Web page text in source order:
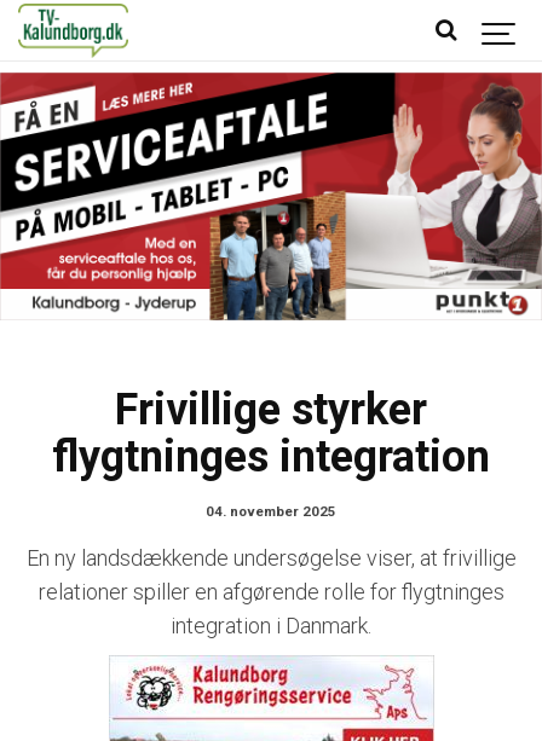
Frivillige styrker
flygtninges integration
04. november 2025
En ny landsdækkende undersøgelse viser, at frivillige
relationer spiller en afgørende rolle for flygtninges
integration i Danmark.